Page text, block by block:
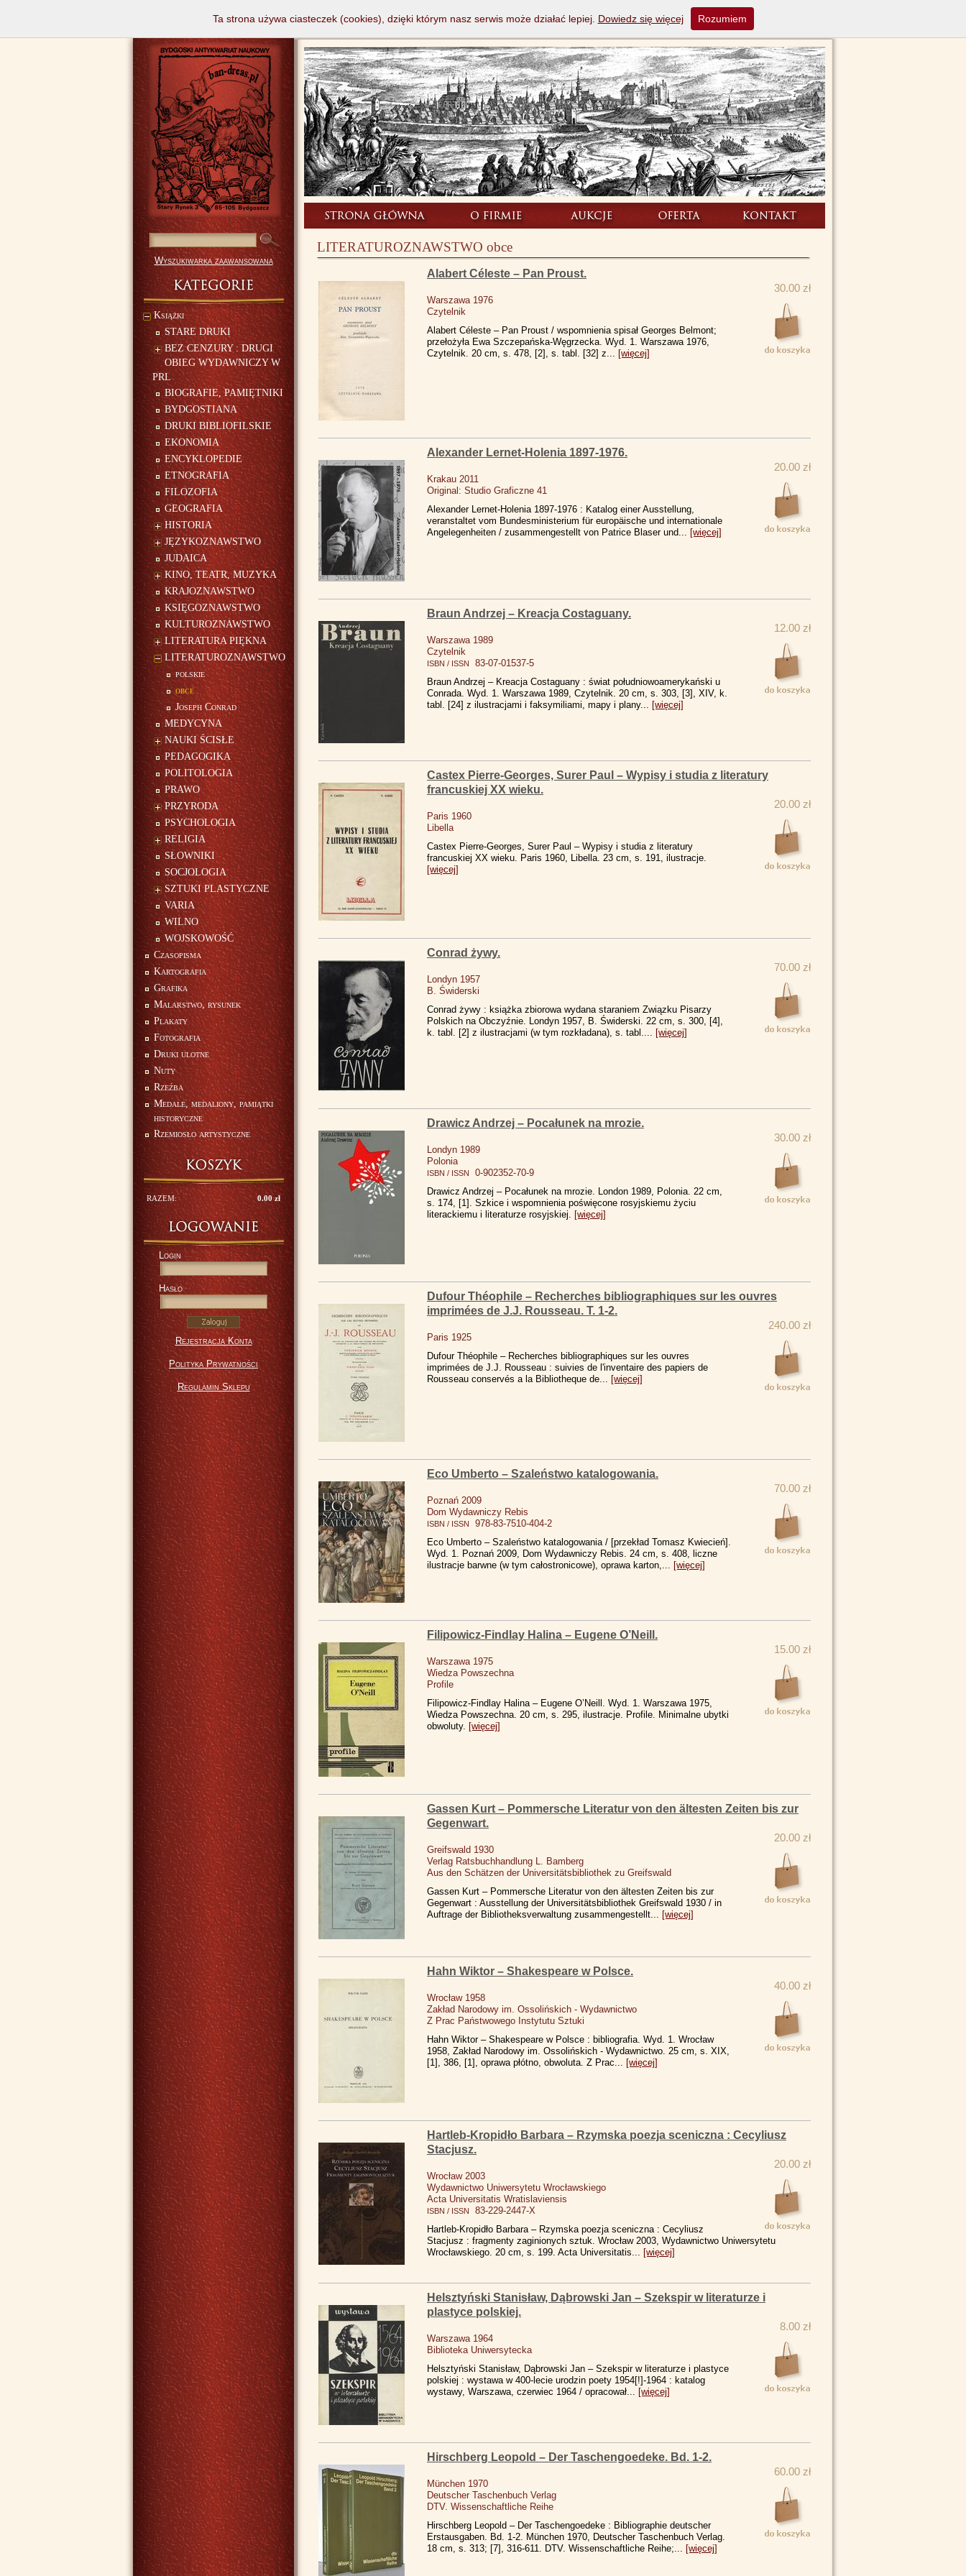
Wyszukiwarka zaawansowana
Książki
STARE DRUKI
BEZ CENZURY : DRUGI
OBIEG WYDAWNICZY W
PRL
BIOGRAFIE, PAMIĘTNIKI
BYDGOSTIANA
DRUKI BIBLIOFILSKIE
EKONOMIA
ENCYKLOPEDIE
ETNOGRAFIA
FILOZOFIA
GEOGRAFIA
HISTORIA
JĘZYKOZNAWSTWO
JUDAICA
KINO, TEATR, MUZYKA
KRAJOZNAWSTWO
KSIĘGOZNAWSTWO
KULTUROZNAWSTWO
LITERATURA PIĘKNA
LITERATUROZNAWSTWO
polskie
obce
Joseph Conrad
MEDYCYNA
NAUKI ŚCISŁE
PEDAGOGIKA
POLITOLOGIA
PRAWO
PRZYRODA
PSYCHOLOGIA
RELIGIA
SŁOWNIKI
SOCJOLOGIA
SZTUKI PLASTYCZNE
VARIA
WILNO
WOJSKOWOŚĆ
Czasopisma
Kartografia
Grafika
Malarstwo, rysunek
Plakaty
Fotografia
Druki ulotne
Nuty
Rzeźba
Medale, medaliony, pamiątki
historyczne
Rzemiosło artystyczne
RAZEM: 0.00 zł
Login
Hasło
Rejestracja Konta
Polityka Prywatności
Regulamin Sklepu
LITERATUROZNAWSTWO obce
Alabert Céleste – Pan Proust.
30.00 zł
Warszawa 1976
Czytelnik
Alabert Céleste – Pan Proust / wspomnienia spisał Georges Belmont;
przełożyła Ewa Szczepańska-Węgrzecka. Wyd. 1. Warszawa 1976,
Czytelnik. 20 cm, s. 478, [2], s. tabl. [32] z... [więcej]
Alexander Lernet-Holenia 1897-1976.
20.00 zł
Krakau 2011
Original: Studio Graficzne 41
Alexander Lernet-Holenia 1897-1976 : Katalog einer Ausstellung,
veranstaltet vom Bundesministerium für europäische und internationale
Angelegenheiten / zusammengestellt von Patrice Blaser und... [więcej]
Braun Andrzej – Kreacja Costaguany.
12.00 zł
Warszawa 1989
Czytelnik
ISBN / ISSN
83-07-01537-5
Braun Andrzej – Kreacja Costaguany : świat południowoamerykański u
Conrada. Wyd. 1. Warszawa 1989, Czytelnik. 20 cm, s. 303, [3], XIV, k.
tabl. [24] z ilustracjami i faksymiliami, mapy i plany... [więcej]
Castex Pierre-Georges, Surer Paul – Wypisy i studia z literatury
francuskiej XX wieku.
20.00 zł
Paris 1960
Libella
Castex Pierre-Georges, Surer Paul – Wypisy i studia z literatury
francuskiej XX wieku. Paris 1960, Libella. 23 cm, s. 191, ilustracje.
[więcej]
Conrad żywy.
70.00 zł
Londyn 1957
B. Świderski
Conrad żywy : książka zbiorowa wydana staraniem Związku Pisarzy
Polskich na Obczyźnie. Londyn 1957, B. Świderski. 22 cm, s. 300, [4],
k. tabl. [2] z ilustracjami (w tym rozkładana), s. tabl.... [więcej]
Drawicz Andrzej – Pocałunek na mrozie.
30.00 zł
Londyn 1989
Polonia
ISBN / ISSN
0-902352-70-9
Drawicz Andrzej – Pocałunek na mrozie. London 1989, Polonia. 22 cm,
s. 174, [1]. Szkice i wspomnienia poświęcone rosyjskiemu życiu
literackiemu i literaturze rosyjskiej. [więcej]
Dufour Théophile – Recherches bibliographiques sur les ouvres
imprimées de J.J. Rousseau. T. 1-2.
240.00 zł
Paris 1925
Dufour Théophile – Recherches bibliographiques sur les ouvres
imprimées de J.J. Rousseau : suivies de l'inventaire des papiers de
Rousseau conservés a la Bibliotheque de... [więcej]
Eco Umberto – Szaleństwo katalogowania.
70.00 zł
Poznań 2009
Dom Wydawniczy Rebis
ISBN / ISSN
978-83-7510-404-2
Eco Umberto – Szaleństwo katalogowania / [przekład Tomasz Kwiecień].
Wyd. 1. Poznań 2009, Dom Wydawniczy Rebis. 24 cm, s. 408, liczne
ilustracje barwne (w tym całostronicowe), oprawa karton,... [więcej]
Filipowicz-Findlay Halina – Eugene O’Neill.
15.00 zł
Warszawa 1975
Wiedza Powszechna
Profile
Filipowicz-Findlay Halina – Eugene O’Neill. Wyd. 1. Warszawa 1975,
Wiedza Powszechna. 20 cm, s. 295, ilustracje. Profile. Minimalne ubytki
obwoluty. [więcej]
Gassen Kurt – Pommersche Literatur von den ältesten Zeiten bis zur
Gegenwart.
20.00 zł
Greifswald 1930
Verlag Ratsbuchhandlung L. Bamberg
Aus den Schätzen der Universitätsbibliothek zu Greifswald
Gassen Kurt – Pommersche Literatur von den ältesten Zeiten bis zur
Gegenwart : Ausstellung der Universitätsbibliothek Greifswald 1930 / in
Auftrage der Bibliotheksverwaltung zusammengestellt... [więcej]
Hahn Wiktor – Shakespeare w Polsce.
40.00 zł
Wrocław 1958
Zakład Narodowy im. Ossolińskich - Wydawnictwo
Z Prac Państwowego Instytutu Sztuki
Hahn Wiktor – Shakespeare w Polsce : bibliografia. Wyd. 1. Wrocław
1958, Zakład Narodowy im. Ossolińskich - Wydawnictwo. 25 cm, s. XIX,
[1], 386, [1], oprawa płótno, obwoluta. Z Prac... [więcej]
Hartleb-Kropidło Barbara – Rzymska poezja sceniczna : Cecyliusz
Stacjusz.
20.00 zł
Wrocław 2003
Wydawnictwo Uniwersytetu Wrocławskiego
Acta Universitatis Wratislaviensis
ISBN / ISSN
83-229-2447-X
Hartleb-Kropidło Barbara – Rzymska poezja sceniczna : Cecyliusz
Stacjusz : fragmenty zaginionych sztuk. Wrocław 2003, Wydawnictwo Uniwersytetu
Wrocławskiego. 20 cm, s. 199. Acta Universitatis... [więcej]
Helsztyński Stanisław, Dąbrowski Jan – Szekspir w literaturze i
plastyce polskiej.
8.00 zł
Warszawa 1964
Biblioteka Uniwersytecka
Helsztyński Stanisław, Dąbrowski Jan – Szekspir w literaturze i plastyce
polskiej : wystawa w 400-lecie urodzin poety 1954[!]-1964 : katalog
wystawy, Warszawa, czerwiec 1964 / opracował... [więcej]
Hirschberg Leopold – Der Taschengoedeke. Bd. 1-2.
60.00 zł
München 1970
Deutscher Taschenbuch Verlag
DTV. Wissenschaftliche Reihe
Hirschberg Leopold – Der Taschengoedeke : Bibliographie deutscher
Erstausgaben. Bd. 1-2. München 1970, Deutscher Taschenbuch Verlag.
18 cm, s. 313; [7], 316-611. DTV. Wissenschaftliche Reihe;... [więcej]
Ta strona używa ciasteczek (cookies), dzięki którym nasz serwis może działać lepiej. Dowiedz się więcej Rozumiem